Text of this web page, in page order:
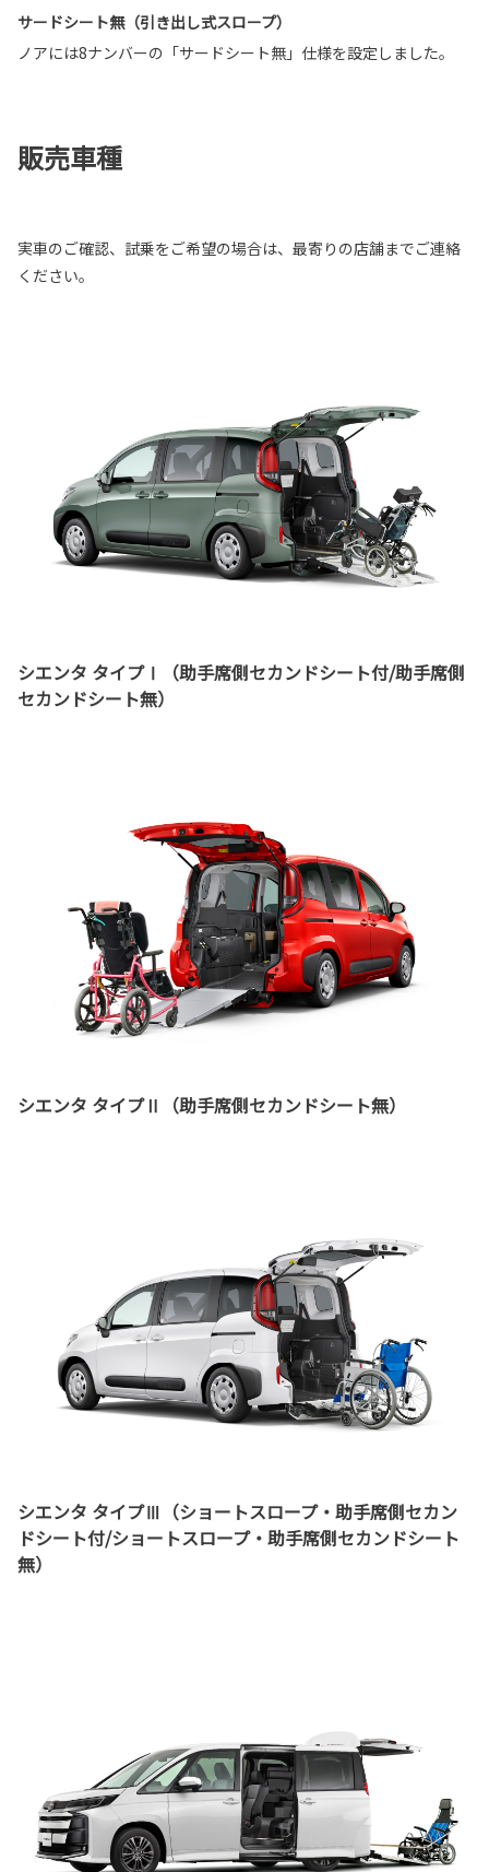
サードシート無（引き出し式スロープ）
ノアには8ナンバーの「サードシート無」仕様を設定しました。
販売車種
実車のご確認、試乗をご希望の場合は、最寄りの店舗までご連絡
ください。
シエンタ タイプⅠ（助手席側セカンドシート付/助手席側
セカンドシート無）
シエンタ タイプⅡ（助手席側セカンドシート無）
シエンタ タイプⅢ（ショートスロープ・助手席側セカン
ドシート付/ショートスロープ・助手席側セカンドシート
無）